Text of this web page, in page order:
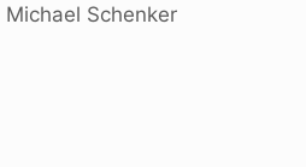
Michael Schenker